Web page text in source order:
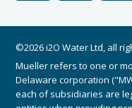
©2026 i2O Water Ltd, all
Mueller refers to one or
Delaware corporation
each of subsidiaries are